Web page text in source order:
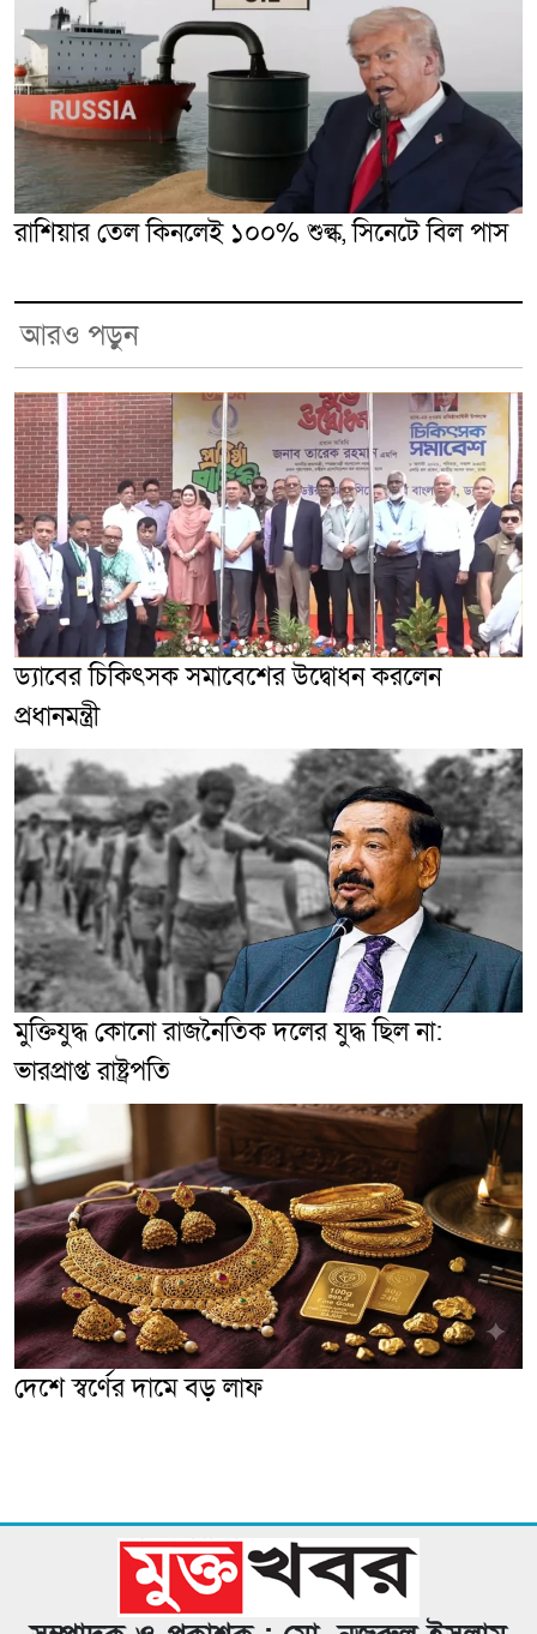
রাশিয়ার তেল কিনলেই ১০০% শুল্ক, সিনেটে বিল পাস
আরও পড়ুন
ড্যাবের চিকিৎসক সমাবেশের উদ্বোধন করলেন
প্রধানমন্ত্রী
মুক্তিযুদ্ধ কোনো রাজনৈতিক দলের যুদ্ধ ছিল না:
ভারপ্রাপ্ত রাষ্ট্রপতি
দেশে স্বর্ণের দামে বড় লাফ